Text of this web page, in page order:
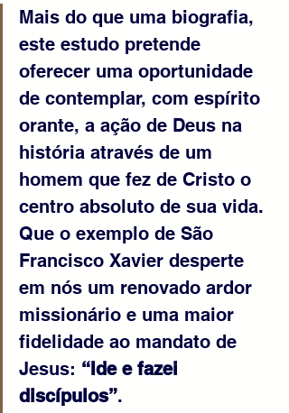
Mais do que uma biografia,
este estudo pretende
oferecer uma oportunidade
de contemplar, com espírito
orante, a ação de Deus na
história através de um
homem que fez de Cristo o
centro absoluto de sua vida.
Que o exemplo de São
Francisco Xavier desperte
em nós um renovado ardor
missionário e uma maior
fidelidade ao mandato de
Jesus: “Ide e fazei
discípulos”.